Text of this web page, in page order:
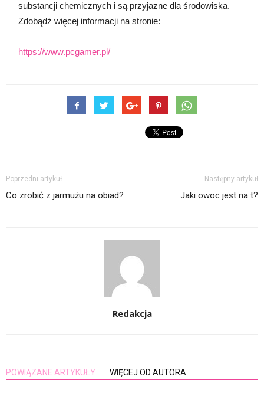
substancji chemicznych i są przyjazne dla środowiska.
Zdobądź więcej informacji na stronie:
https://www.pcgamer.pl/
Poprzedni artykuł
Co zrobić z jarmużu na obiad?
Następny artykuł
Jaki owoc jest na t?
Redakcja
POWIĄZANE ARTYKUŁY WIĘCEJ OD AUTORA